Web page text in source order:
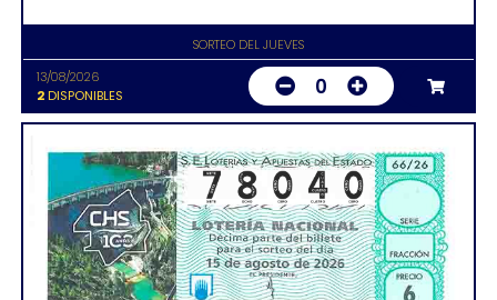
SORTEO DEL JUEVES
13/08/2026
2DISPONIBLES 0